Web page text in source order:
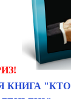
КНИГА